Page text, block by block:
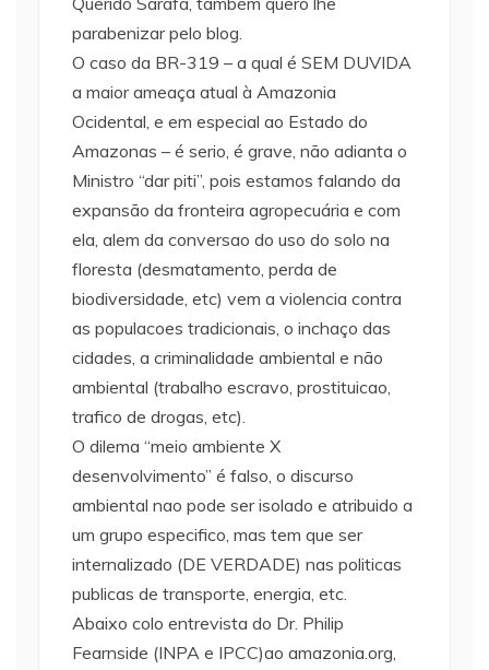
parabenizar pelo blog.
O caso da BR-319 – a qual é SEM DUVIDA
a maior ameaça atual à Amazonia
Ocidental, e em especial ao Estado do
Amazonas – é serio, é grave, não adianta o
Ministro “dar piti”, pois estamos falando da
expansão da fronteira agropecuária e com
ela, alem da conversao do uso do solo na
floresta (desmatamento, perda de
biodiversidade, etc) vem a violencia contra
as populacoes tradicionais, o inchaço das
cidades, a criminalidade ambiental e não
ambiental (trabalho escravo, prostituicao,
trafico de drogas, etc).
O dilema “meio ambiente X
desenvolvimento” é falso, o discurso
ambiental nao pode ser isolado e atribuido a
um grupo especifico, mas tem que ser
internalizado (DE VERDADE) nas politicas
publicas de transporte, energia, etc.
Abaixo colo entrevista do Dr. Philip
Fearnside (INPA e IPCC)ao amazonia.org,